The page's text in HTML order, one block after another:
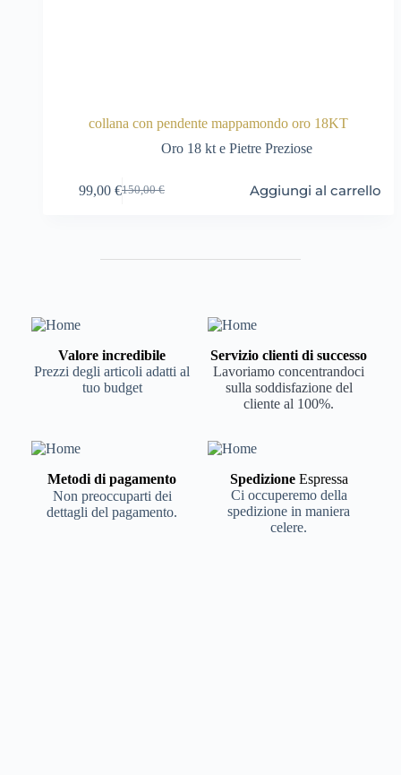
collana con pendente mappamondo oro 18KT
Oro 18 kt e Pietre Preziose
150,00€
Il
150,00 €.
99,00 €Il
99,00 €.
Aggiungi al carrello
Valore incredibile
Prezzi degli articoli adatti al
tuo budget
Servizio clienti di successo
Lavoriamo concentrandoci
sulla soddisfazione del
cliente al 100%.
Metodi di pagamento
Non preoccuparti dei
dettagli del pagamento.
Spedizione Espressa
Ci occuperemo della
spedizione in maniera
celere.